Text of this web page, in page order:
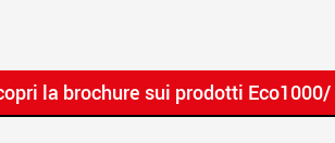
la brochure sui prodotti Eco1000/